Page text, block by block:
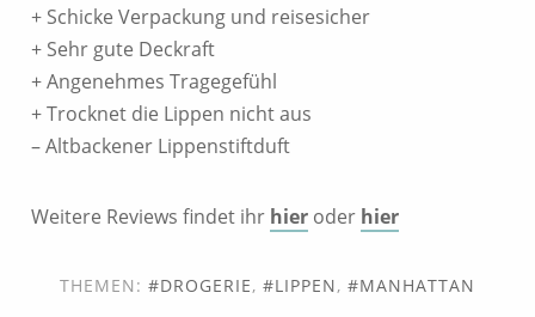
+ Schicke Verpackung und reisesicher
+ Sehr gute Deckraft
+ Angenehmes Tragegefühl
+ Trocknet die Lippen nicht aus
– Altbackener Lippenstiftduft
Weitere Reviews findet ihr hier oder hier
THEMEN: DROGERIE, LIPPEN, MANHATTAN